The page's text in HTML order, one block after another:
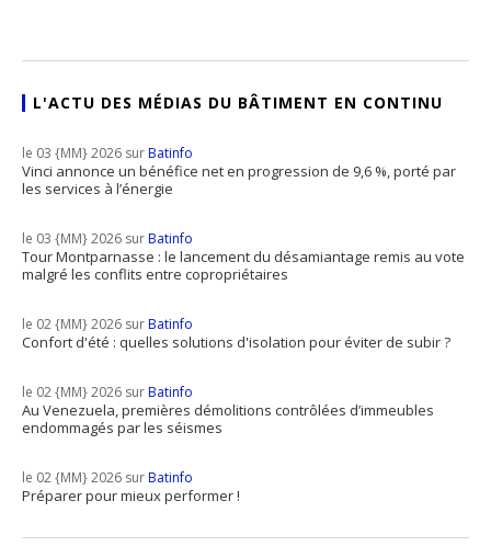
L'ACTU DES MÉDIAS DU BÂTIMENT EN CONTINU
le 03 {MM} 2026 surBatinfo
Vinci annonce un bénéfice net en progression de 9,6 %, porté par
les services à l’énergie
le 03 {MM} 2026 surBatinfo
Tour Montparnasse : le lancement du désamiantage remis au vote
malgré les conflits entre copropriétaires
le 02 {MM} 2026 surBatinfo
Confort d'été : quelles solutions d'isolation pour éviter de subir ?
le 02 {MM} 2026 surBatinfo
Au Venezuela, premières démolitions contrôlées d’immeubles
endommagés par les séismes
le 02 {MM} 2026 surBatinfo
Préparer pour mieux performer !